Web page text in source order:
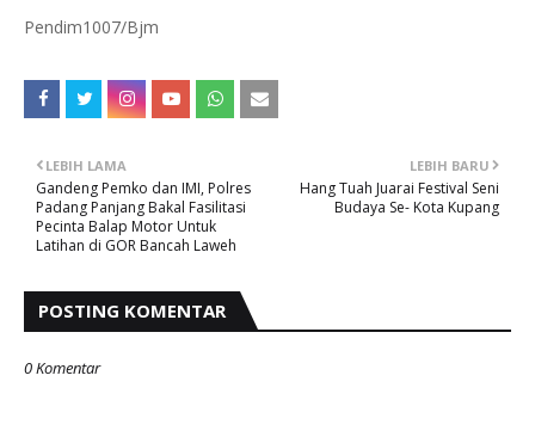
Pendim1007/Bjm
LEBIH BARU
Hang Tuah Juarai Festival Seni
Budaya Se- Kota Kupang
LEBIH LAMA
Gandeng Pemko dan IMI, Polres
Padang Panjang Bakal Fasilitasi
Pecinta Balap Motor Untuk
Latihan di GOR Bancah Laweh
POSTING KOMENTAR
0 Komentar